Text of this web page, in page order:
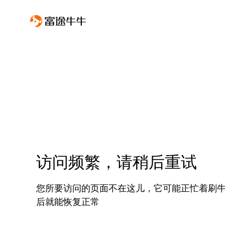
访问频繁，请稍后重试
您所要访问的页面不在这儿，它可能正忙着刷
后就能恢复正常